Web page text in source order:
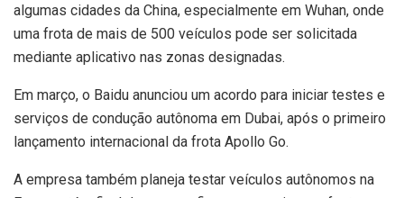
algumas cidades da China, especialmente em Wuhan, onde
uma frota de mais de 500 veículos pode ser solicitada
mediante aplicativo nas zonas designadas.
Em março, o Baidu anunciou um acordo para iniciar testes e
serviços de condução autônoma em Dubai, após o primeiro
lançamento internacional da frota Apollo Go.
A empresa também planeja testar veículos autônomos na